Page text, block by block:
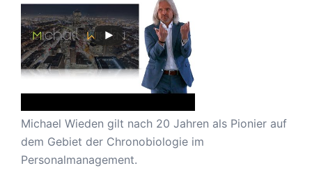
Michael Wieden gilt nach 20 Jahren als Pionier auf
dem Gebiet der Chronobiologie im
Personalmanagement.